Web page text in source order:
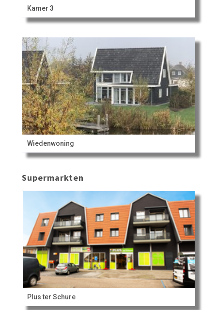
Kamer 3
Wiedenwoning
Supermarkten
Plus ter Schure